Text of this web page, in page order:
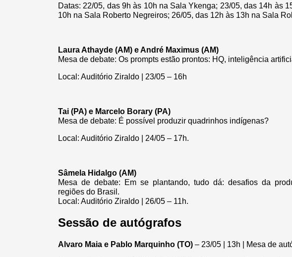
Datas: 22/05, das 9h às 10h na Sala Ykenga; 23/05, das 14h às
10h na Sala Roberto Negreiros; 26/05, das 12h às 13h na Sala
Laura Athayde (AM) e André Maximus (AM)
Mesa de debate: Os prompts estão prontos: HQ, inteligência
Local: Auditório Ziraldo | 23/05 – 16h
Tai (PA) e Marcelo Borary (PA)
Mesa de debate: É possível produzir quadrinhos indígenas?
Local: Auditório Ziraldo | 24/05 – 17h.
Sâmela Hidalgo (AM)
Mesa de debate: Em se plantando, tudo dá: desafios da
regiões do Brasil.
Local: Auditório Ziraldo | 26/05 – 11h.
Sessão de autógrafos
Alvaro Maia e Pablo Marquinho (TO) – 23/05 | 13h | Mesa de